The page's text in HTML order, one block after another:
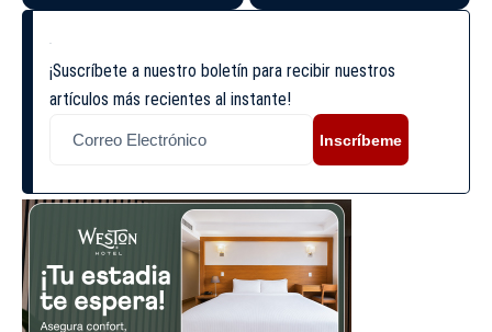
¡Suscríbete a nuestro boletín para recibir nuestros
artículos más recientes al instante!
Inscríbeme